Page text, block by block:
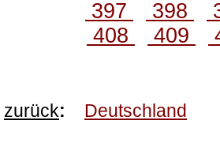
397 398
408
409
zurück: Deutschland